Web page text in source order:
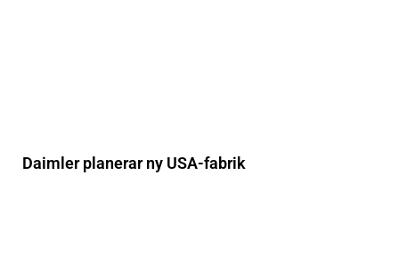
Daimler planerar ny USA-fabrik